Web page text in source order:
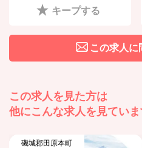
キープする
この求人に
この求人を見た方は
他にこんな求人を見てい
磯城郡田原本町